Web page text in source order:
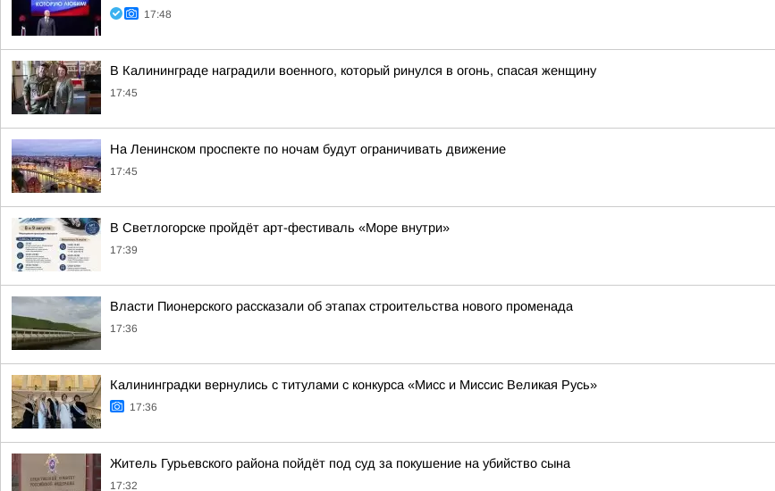
17:48
В Калининграде наградили военного, который ринулся в огонь, спасая женщину
17:45
На Ленинском проспекте по ночам будут ограничивать движение
17:45
В Светлогорске пройдёт арт-фестиваль «Море внутри»
17:39
Власти Пионерского рассказали об этапах строительства нового променада
17:36
Калининградки вернулись с титулами с конкурса «Мисс и Миссис Великая Русь»
17:36
Житель Гурьевского района пойдёт под суд за покушение на убийство сына
17:32